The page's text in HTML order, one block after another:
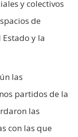
y colectivos
de
y la
las
partidos de la
las
con las que